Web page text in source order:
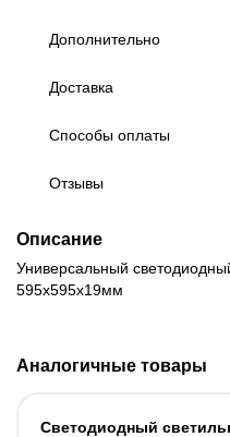
Дополнительно
Доставка
Способы оплаты
Отзывы
Описание
Универсальный
595х595х19мм
Аналогичные товары
Светодиодный